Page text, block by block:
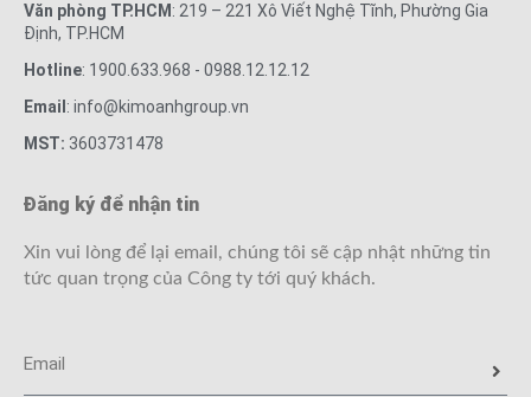
Văn phòng TP.HCM : 219 – 221 Xô Viết Nghệ Tĩnh, Phường Gia
Định, TP.HCM
Hotline: 1900.633.968 - 0988.12.12.12
Email : info@kimoanhgroup.vn
MST: 3603731478
Đăng ký để nhận tin
Xin vui lòng để lại email, chúng tôi sẽ cập nhật những tin
tức quan trọng của Công ty tới quý khách.